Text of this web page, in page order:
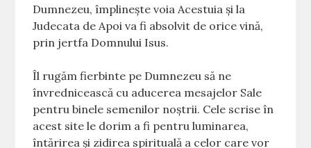
Dumnezeu, împlinește voia Acestuia și la
Judecata de Apoi va fi absolvit de orice vină,
prin jertfa Domnului Isus.
Îl rugăm fierbinte pe Dumnezeu să ne
învrednicească cu aducerea mesajelor Sale
pentru binele semenilor noștrii. Cele scrise în
acest site le dorim a fi pentru luminarea,
întărirea și zidirea spirituală a celor care vor